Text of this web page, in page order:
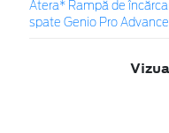
Atera* Rampă de
spate Genio Pro